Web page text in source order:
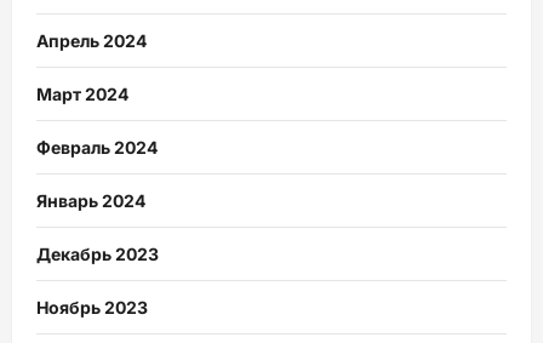
Апрель 2024
Март 2024
Февраль 2024
Январь 2024
Декабрь 2023
Ноябрь 2023